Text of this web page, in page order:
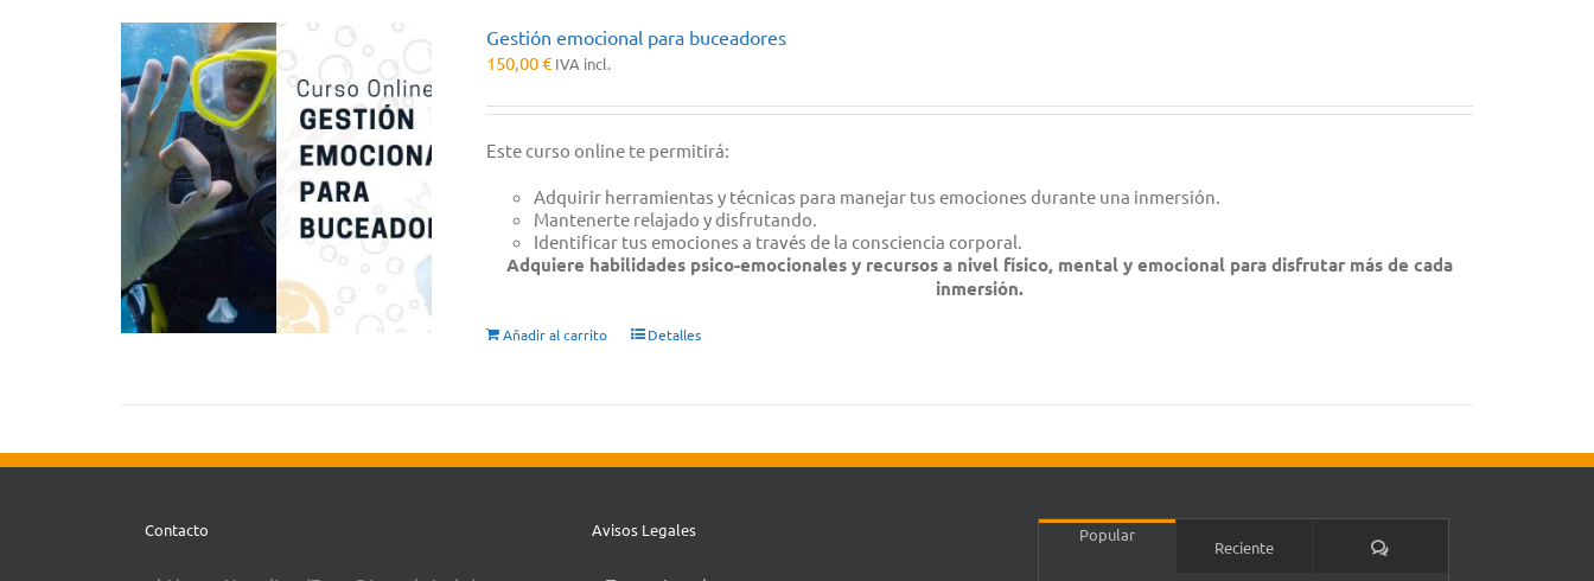
Gestión emocional para buceadores
150,00€ IVA incl.
Este curso online te permitirá:
Adquirir herramientas y técnicas para manejar tus emociones durante una inmersión.
Mantenerte relajado y disfrutando.
Identificar tus emociones a través de la consciencia corporal.
Adquiere habilidades psico-emocionales y recursos a nivel físico, mental y emocional para disfrutar más de cada
inmersión.
Añadir al carrito Detalles
Contacto Avisos Legales Popular
Reciente Comentarios